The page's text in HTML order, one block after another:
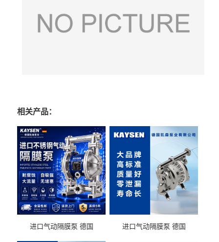
相关产品：
进口气动隔膜泵 德国
进口气动隔膜泵 德国